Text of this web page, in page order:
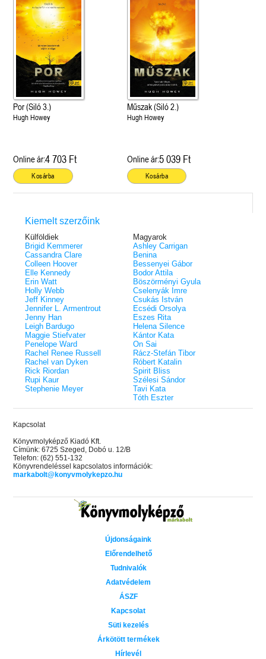
Por (Siló 3.)
Hugh Howey
Online ár:4 703 Ft
Kosárba
Műszak (Siló 2.)
Hugh Howey
Online ár:5 039 Ft
Kosárba
Kiemelt szerzőink
Külföldiek
Brigid Kemmerer
Cassandra Clare
Colleen Hoover
Elle Kennedy
Erin Watt
Holly Webb
Jeff Kinney
Jennifer L. Armentrout
Jenny Han
Leigh Bardugo
Maggie Stiefvater
Penelope Ward
Rachel Renee Russell
Rachel van Dyken
Rick Riordan
Rupi Kaur
Stephenie Meyer
Magyarok
Ashley Carrigan
Benina
Bessenyei Gábor
Bodor Attila
Böszörményi Gyula
Cselenyák Imre
Csukás István
Ecsédi Orsolya
Eszes Rita
Helena Silence
Kántor Kata
On Sai
Rácz-Stefán Tibor
Róbert Katalin
Spirit Bliss
Szélesi Sándor
Tavi Kata
Tóth Eszter
Kapcsolat
Könyvmolyképző Kiadó Kft.
Címünk: 6725 Szeged, Dobó u. 12/B
Telefon: (62) 551-132
Könyvrendeléssel kapcsolatos információk:
markabolt@konyvmolykepzo.hu
Újdonságaink
Előrendelhető
Tudnivalók
Adatvédelem
ÁSZF
Kapcsolat
Süti kezelés
Árkötött termékek
Hírlevél